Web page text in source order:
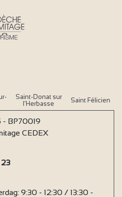
Saint-Donat sur
l’Herbasse
Saint Félicien
- BP70019
CEDEX
23
9:30 - 12:30 / 13:30 -